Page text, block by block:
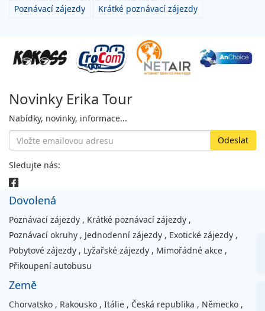
Poznávací zájezdy
Krátké poznávací zájezdy
Novinky Erika Tour
Nabídky, novinky, informace...
Sledujte nás:
Dovolená
Poznávací zájezdy , Krátké poznávací zájezdy ,
Poznávací okruhy , Jednodenní zájezdy , Exotické zájezdy ,
Pobytové zájezdy , Lyžařské zájezdy , Mimořádné akce ,
Přikoupení autobusu
Země
Chorvatsko , Rakousko , Itálie , Česká republika , Německo ,